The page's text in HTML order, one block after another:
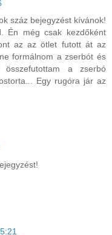
száz bejegyzést kívánok!
Én még csak kezdőként
az az ötlet futott át az
formálnom a zserbót és
a zserbó
Egy rugóra jár az